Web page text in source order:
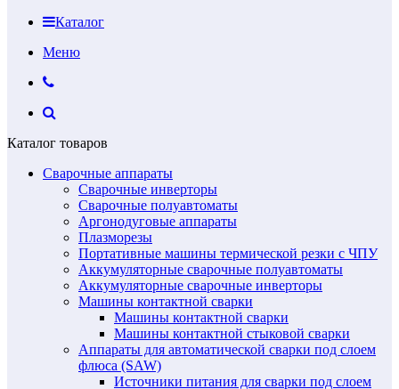
Каталог
Меню
Каталог товаров
Сварочные аппараты
Сварочные инверторы
Сварочные полуавтоматы
Аргонодуговые аппараты
Плазморезы
Портативные машины термической резки с ЧПУ
Аккумуляторные сварочные полуавтоматы
Аккумуляторные сварочные инверторы
Машины контактной сварки
Машины контактной сварки
Машины контактной стыковой сварки
Аппараты для автоматической сварки под слоем
флюса (SAW)
Источники питания для сварки под слоем